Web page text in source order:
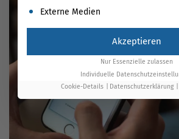
Externe Medien
Akzeptieren
Nur Essenzielle zulassen
Individuelle
Cookie-Details
Datenschutzerklärung